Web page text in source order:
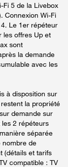
Fi 5 de la Livebox
Connexion Wi-Fi
Le 1er répéteur
les offres Up et
sont
la demande
avec les
à disposition sur
la propriété
demande sur
2 répéteurs
séparée
nombre de
(détails et tarifs
compatible : TV